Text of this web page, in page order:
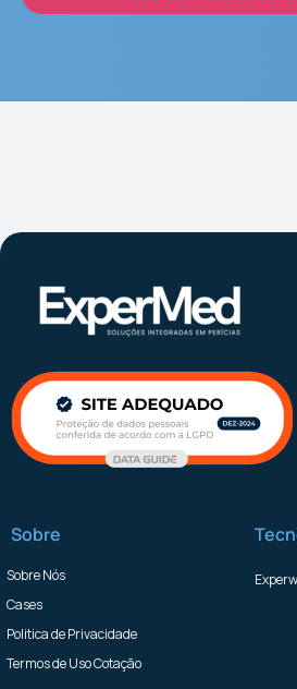
Sobre
Sobre Nós
Cases
Politica de Privacidade
Termos de Uso Cotação